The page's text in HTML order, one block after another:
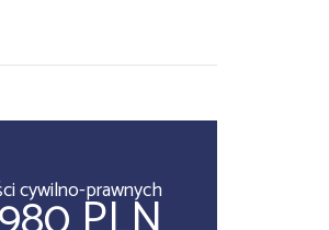
cywilno-prawnych